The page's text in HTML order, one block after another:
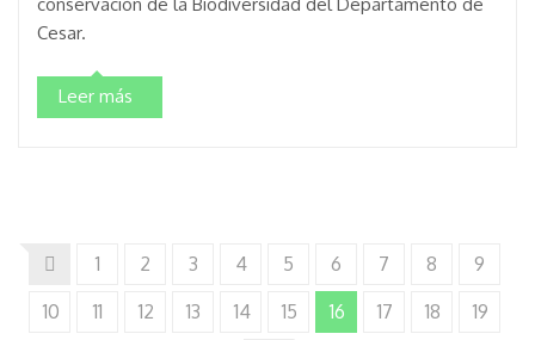
Cesar.
Leer más
1 2 3 4 5 6 7 8
9
10
11 12 13 14 15 16 17 18 19